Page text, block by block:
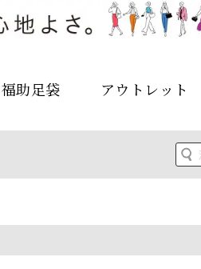
福助足袋 アウトレット